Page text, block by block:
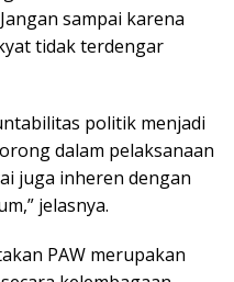
sampai karena
tidak terdengar
politik menjadi
dalam pelaksanaan
juga inheren dengan
jelasnya.
PAW merupakan